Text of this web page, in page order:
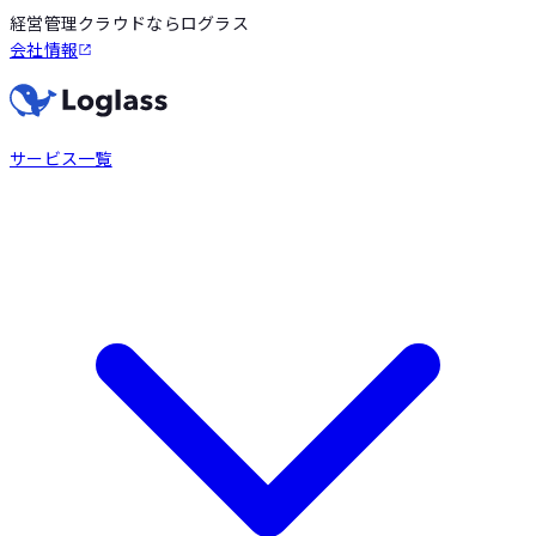
経営管理クラウドならログラス
会社情報
サービス一覧